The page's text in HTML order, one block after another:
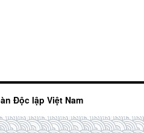
Độc lập Việt Nam